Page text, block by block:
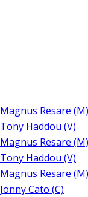
Magnus Resare (M)
Tony Haddou (V)
Magnus Resare (M)
Tony Haddou (V)
Magnus Resare (M)
Jonny Cato (C)